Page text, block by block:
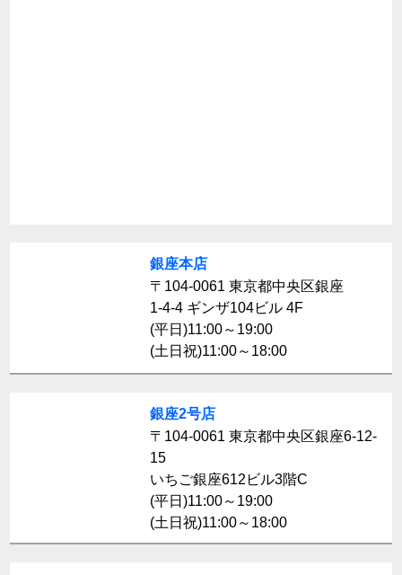
銀座本店
〒104-0061 東京都中央区銀座
1-4-4 ギンザ104ビル 4F
(平日)11:00～19:00
(土日祝)11:00～18:00
銀座2号店
〒104-0061 東京都中央区銀座6-12-
15
いちご銀座612ビル3階C
(平日)11:00～19:00
(土日祝)11:00～18:00